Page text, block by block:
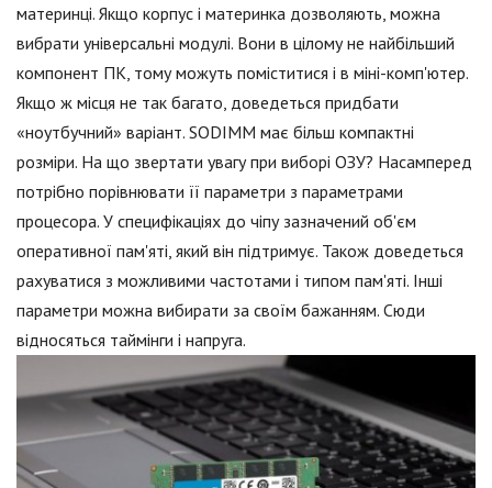
материнці. Якщо корпус і материнка дозволяють, можна
вибрати універсальні модулі. Вони в цілому не найбільший
компонент ПК, тому можуть поміститися і в міні-комп'ютер.
Якщо ж місця не так багато, доведеться придбати
«ноутбучний» варіант. SODIMM має більш компактні
розміри. На що звертати увагу при виборі ОЗУ? Насамперед
потрібно порівнювати її параметри з параметрами
процесора. У специфікаціях до чіпу зазначений об'єм
оперативної пам'яті, який він підтримує. Також доведеться
рахуватися з можливими частотами і типом пам'яті. Інші
параметри можна вибирати за своїм бажанням. Сюди
відносяться таймінги і напруга.